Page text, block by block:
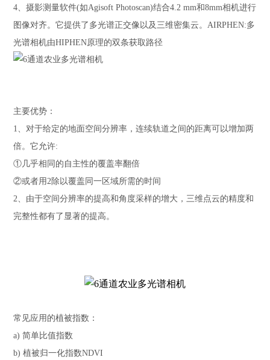
4、摄影测量软件(如Agisoft Photoscan)结合4.2 mm和8mm相机进行
图像对齐。它提供了多光谱正交像以及三维密集云。AIRPHEN:多
光谱相机由HIPHEN原理的双条获取路径
主要优势：
1、对于给定的地面空间分辨率，连续轨道之间的距离可以增加两
倍。它允许:
①几乎相同的自主性的覆盖率翻倍
②或者用2除以覆盖同一区域所需的时间
2、由于空间分辨率的提高和角度采样的增大，三维点云的精度和
完整性都有了显著的提高。
常见应用的植被指数：
a) 简单比值指数
b) 植被归一化指数NDVI